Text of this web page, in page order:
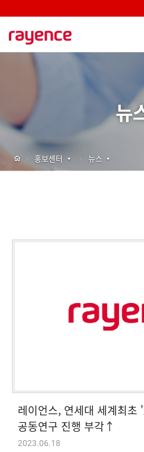
뉴
레이언스, 연세대 세계최
공동연구 진행 부각↑
2023.06.18